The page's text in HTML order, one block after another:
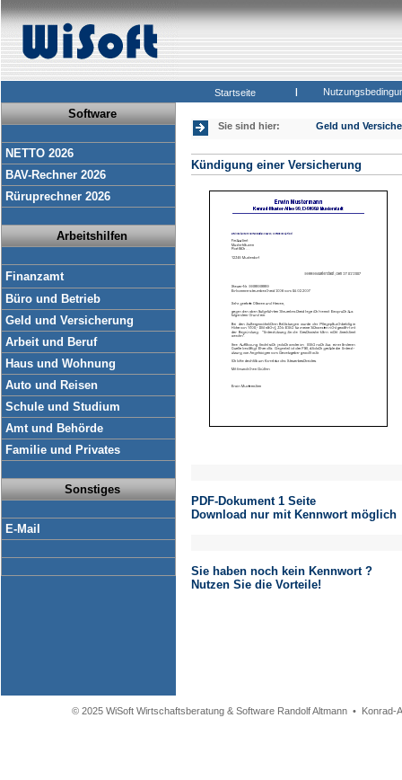
Startseite |
Software
NETTO 2026
BAV-Rechner 2026
Rüruprechner 2026
Arbeitshilfen
Finanzamt
Büro und Betrieb
Geld und Versicherung
Arbeit und Beruf
Haus und Wohnung
Auto und Reisen
Schule und Studium
Amt und Behörde
Familie und Privates
Sonstiges
E-Mail
Sie sind hier: Geld und
Kündigung einer Versicherung
PDF-Dokument 1 Seite
Download nur mit Kennwort möglich
Sie haben noch kein Kennwort ?
Nutzen Sie die Vorteile!
© 2025 WiSoft Wirtschaftsberatung & Software Randolf Altmann •